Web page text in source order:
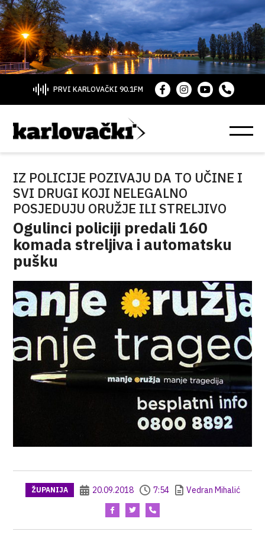
PRVI KARLOVAČKI 90.1FM
IZ POLICIJE POZIVAJU DA TO UČINE I
SVI DRUGI KOJI NELEGALNO
POSJEDUJU ORUŽJE ILI STRELJIVO
Ogulinci policiji predali 160
komada streljiva i automatsku
pušku
ŽUPANIJA 20.09.2018 7:54 Vedran Mihalić